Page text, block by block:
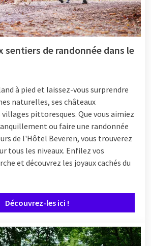
sentiers de randonnée dans le
à pied et laissez-vous surprendre
naturelles, ses châteaux
pittoresques. Que vous aimiez
ou faire une randonnée
de l'Hôtel Beveren, vous trouverez
tous les niveaux. Enfilez vos
et découvrez les joyaux cachés du
Découvrez-les ici !